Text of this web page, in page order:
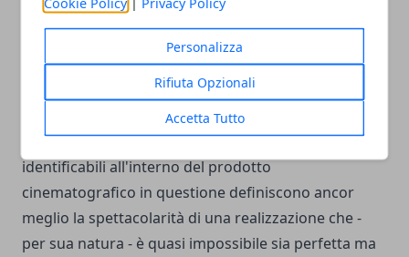
Personalizza
Rifiuta Opzionali
Accetta Tutto
I (pochi) punti di debolezza di Dune
Se è vero che cercare il pelo nell'uovo potrebbe
rappresentare, in alcune occasioni, un qualcosa di
ridondante rispetto alla bellezza di un film come
Dune, è pur vero che i pochi punti di debolezza
identificabili all'interno del prodotto
cinematografico in questione definiscono ancor
meglio la spettacolarità di una realizzazione che -
per sua natura - è quasi impossibile sia perfetta ma